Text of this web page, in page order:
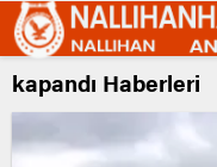
kapandı Haberleri